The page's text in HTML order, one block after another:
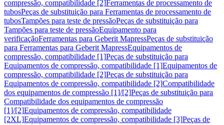
compressão, compatibilidade [2]Ferramentas de processamento de
tubosPeças de substituição para Ferramentas de processamento de
tubosTampões para teste de pressãoPeças de substituição para
Tampões para teste de pressãoEquipamento para
verificaçãoFerramentas para Geberit MapressPeças de substituição
para Ferramentas para Geberit MapressEquipamentos de
compressão, compatibilidade [1]Peças de substituição para
Equipamentos de compressão, compatibilidade [1]Equipamentos de
compressão, compatibilidade [2]Peças de substituição para
Equipamentos de compressão, compatibilidade [2]Compatibilidade
dos equipamentos de compressão [1]/[2]Peças de substituição para
Compatibilidade dos equipamentos de compressão
[1]/[2]Equipamentos de compressão, compatibilidade
[2XL]Equipamentos de compressão, compatibilidade [3]Peças de